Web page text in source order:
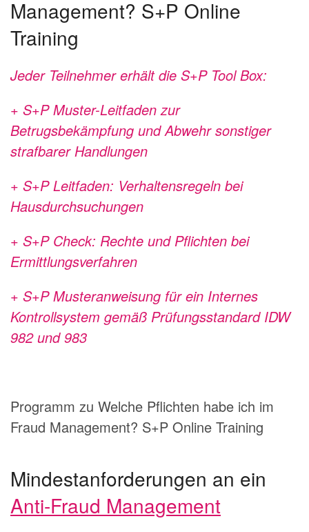
Management? S+P Online
Training
Jeder Teilnehmer erhält die S+P Tool Box:
+ S+P Muster-Leitfaden zur
Betrugsbekämpfung und Abwehr sonstiger
strafbarer Handlungen
+ S+P Leitfaden: Verhaltensregeln bei
Hausdurchsuchungen
+ S+P Check: Rechte und Pflichten bei
Ermittlungsverfahren
+ S+P Musteranweisung für ein Internes
Kontrollsystem gemäß Prüfungsstandard IDW
982 und 983
Programm zu Welche Pflichten habe ich im
Fraud Management? S+P Online Training
Mindestanforderungen an ein
Anti-Fraud Management